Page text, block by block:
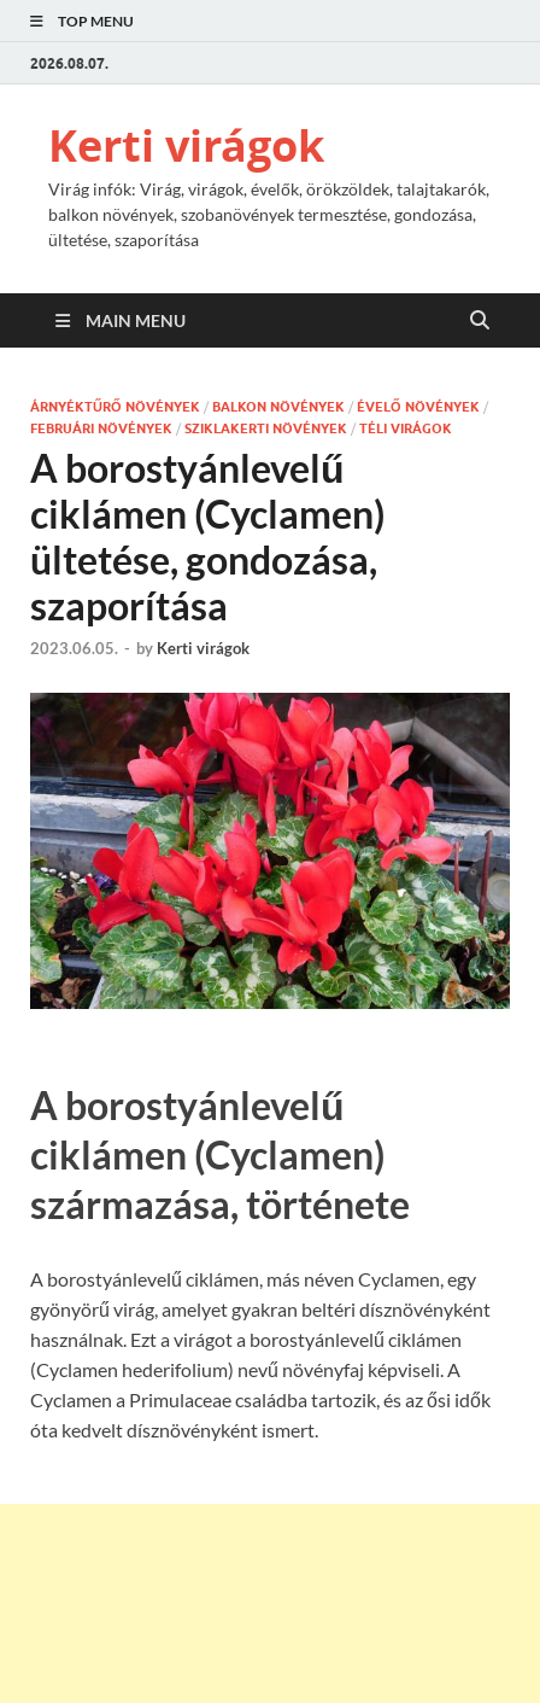
TOP MENU
2026.08.07.
Kerti virágok
Virág infók: Virág, virágok, évelők, örökzöldek, talajtakarók,
balkon növények, szobanövények termesztése, gondozása,
ültetése, szaporítása
MAIN MENU
ÁRNYÉKTŰRŐ NÖVÉNYEK / BALKON NÖVÉNYEK / ÉVELŐ NÖVÉNYEK /
FEBRUÁRI NÖVÉNYEK / SZIKLAKERTI NÖVÉNYEK / TÉLI VIRÁGOK
A borostyánlevelű
ciklámen (Cyclamen)
ültetése, gondozása,
szaporítása
2023.06.05. - by Kerti virágok
A borostyánlevelű
ciklámen (Cyclamen)
származása, története
A borostyánlevelű ciklámen, más néven Cyclamen, egy
gyönyörű virág, amelyet gyakran beltéri dísznövényként
használnak. Ezt a virágot a borostyánlevelű ciklámen
(Cyclamen hederifolium) nevű növényfaj képviseli. A
Cyclamen a Primulaceae családba tartozik, és az ősi idők
óta kedvelt dísznövényként ismert.